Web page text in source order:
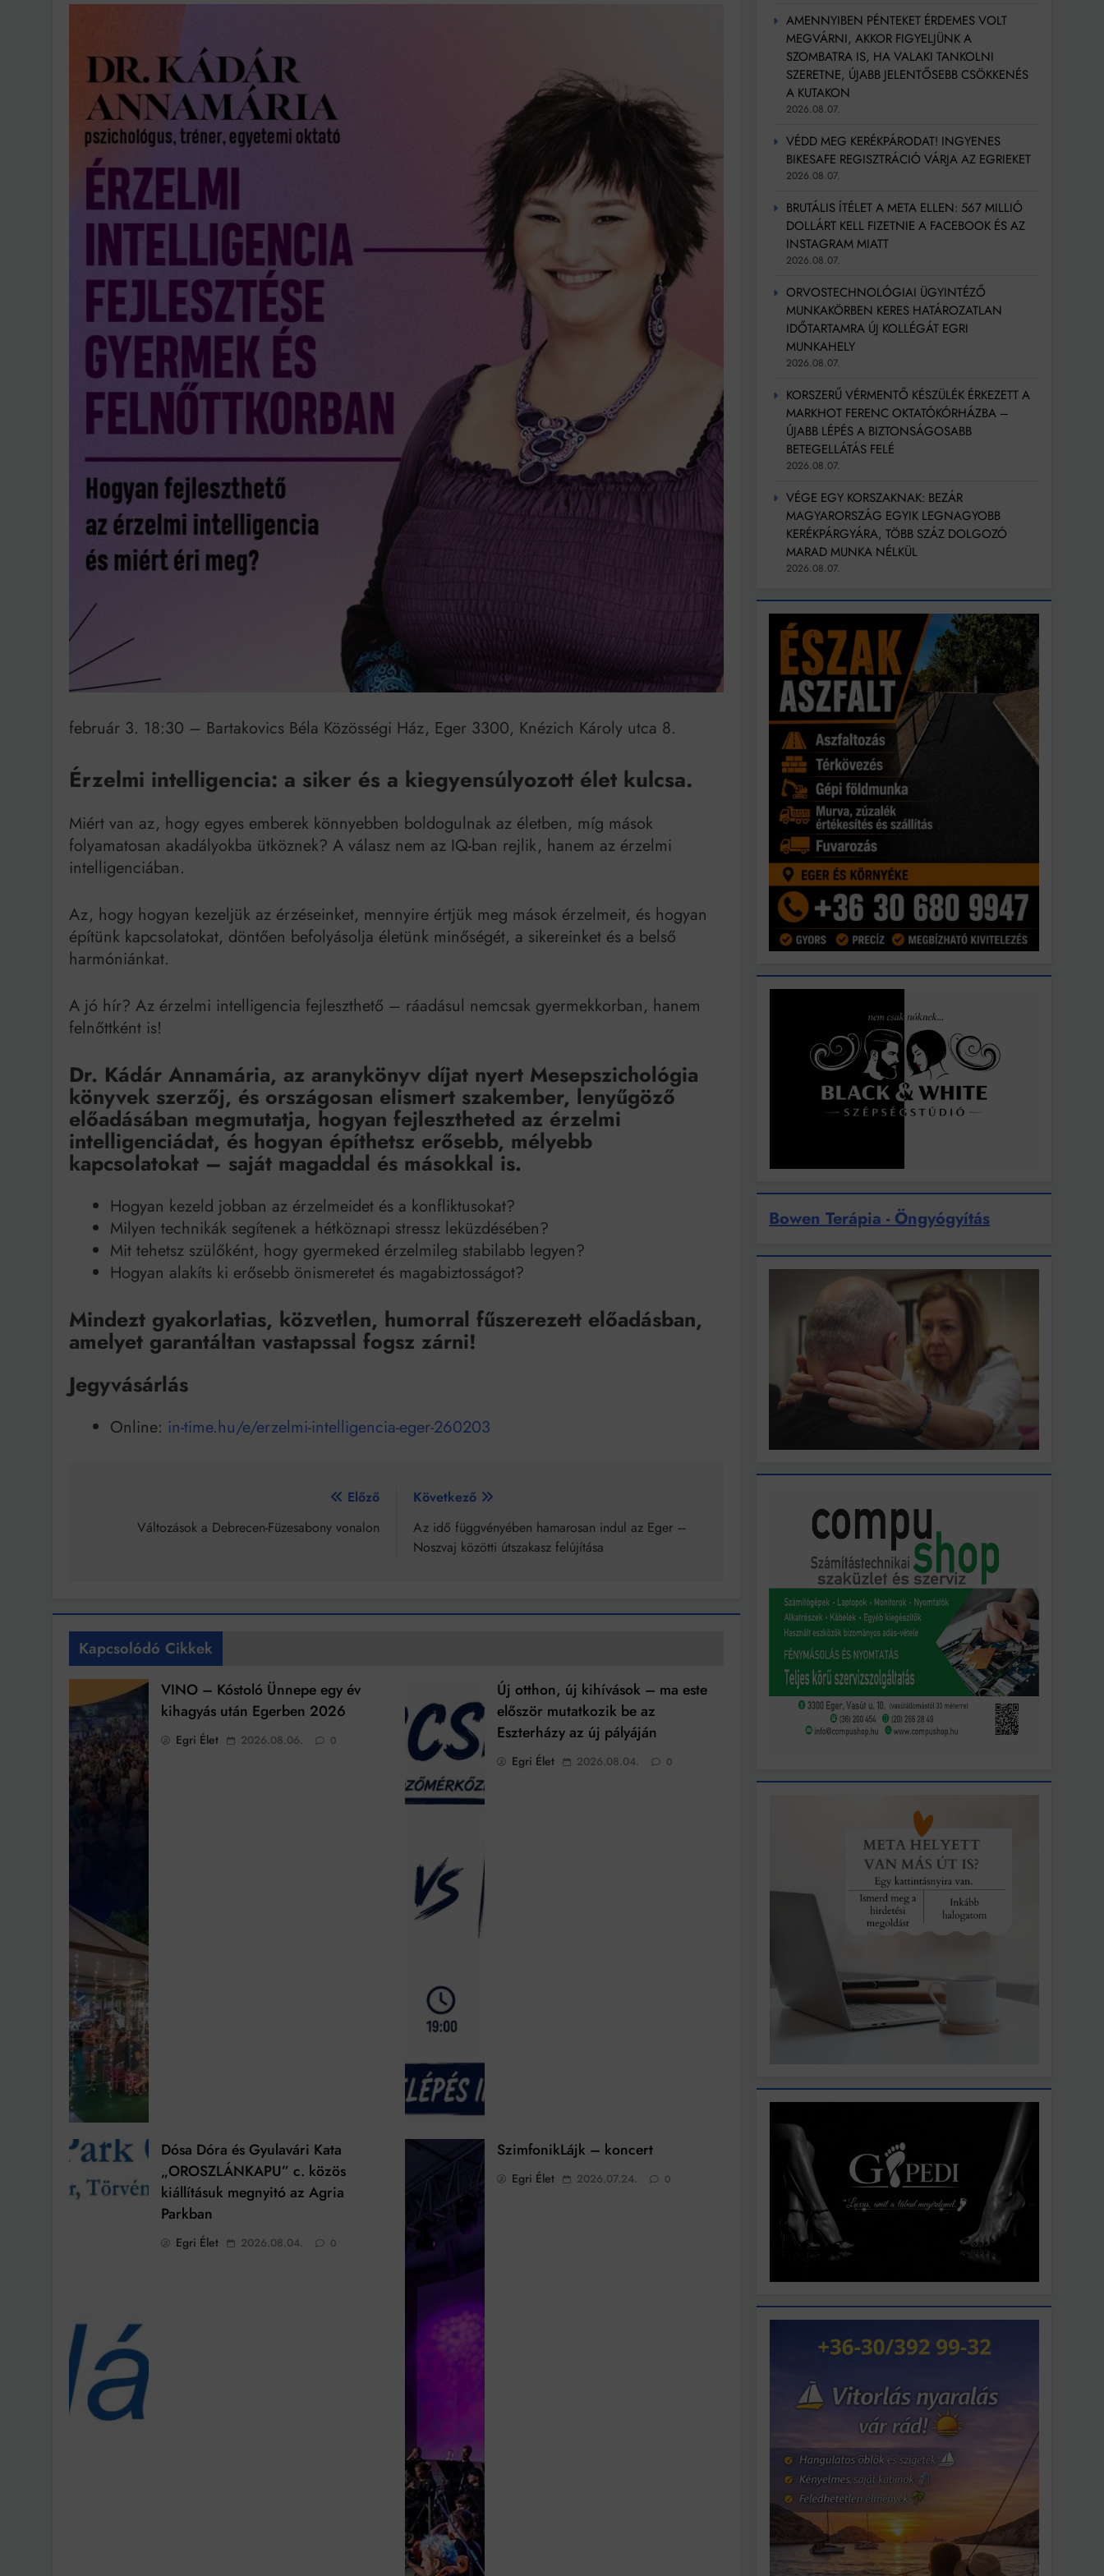
Ahol köszönnek, ott még van város
Amikor a Tetris boldogabbá tesz, mint a szerelem
Létezik tökéletes élet: Truman is elhitte
Karinthy Frigyes: a zseni, aki belenézett a saját koponyájába
Ki akarsz törni. De miből?
Az öregség nem csak ránc?
Az ördög még mindig Pradát visel. De te miért öltözöl hozzá?
Móricz Zsigmond: falusi író vagy boncmester?
Mindenki a világot akarja uralni – de nem csak a 80-as években
Bitumenes lapostetők: a bevált technológia akkor működik, ha jól van felújítva
február 3. 18:30 – Bartakovics Béla Közösségi Ház, Eger 3300, Knézich Károly utca 8.
Érzelmi intelligencia: a siker és a kiegyensúlyozott élet kulcsa.
Miért van az, hogy egyes emberek könnyebben boldogulnak az életben, míg mások
folyamatosan akadályokba ütköznek? A válasz nem az IQ-ban rejlik, hanem az érzelmi
intelligenciában.
Az, hogy hogyan kezeljük az érzéseinket, mennyire értjük meg mások érzelmeit, és hogyan
építünk kapcsolatokat, döntően befolyásolja életünk minőségét, a sikereinket és a belső
harmóniánkat.
A jó hír? Az érzelmi intelligencia fejleszthető – ráadásul nemcsak gyermekkorban, hanem
felnőttként is!
Dr. Kádár Annamária, az aranykönyv díjat nyert Mesepszichológia
könyvek szerzőj, és országosan elismert szakember, lenyűgöző
előadásában megmutatja, hogyan fejlesztheted az érzelmi
intelligenciádat, és hogyan építhetsz erősebb, mélyebb
kapcsolatokat – saját magaddal és másokkal is.
Hogyan kezeld jobban az érzelmeidet és a konfliktusokat?
Milyen technikák segítenek a hétköznapi stressz leküzdésében?
Mit tehetsz szülőként, hogy gyermeked érzelmileg stabilabb legyen?
Hogyan alakíts ki erősebb önismeretet és magabiztosságot?
Mindezt gyakorlatias, közvetlen, humorral fűszerezett előadásban,
amelyet garantáltan vastapssal fogsz zárni!
Jegyvásárlás
Online: in-time.hu/e/erzelmi-intelligencia-eger-260203
navigáció
Előző
Változások a Debrecen-Füzesabony vonalon
Következő
Az idő függvényében hamarosan indul az Eger –
Noszvaj közötti útszakasz felújítása
Kapcsolódó Cikkek
VINO – Kóstoló Ünnepe egy év
kihagyás után Egerben 2026
Egri Élet 2026.08.06. 0
Új otthon, új kihívások – ma este
először mutatkozik be az
Eszterházy az új pályáján
Egri Élet 2026.08.04. 0
Dósa Dóra és Gyulavári Kata
„OROSZLÁNKAPU” c. közös
kiállításuk megnyitó az Agria
Parkban
Egri Élet 2026.08.04. 0
SzimfonikLájk – koncert
Egri Élet 2026.07.24. 0
AMENNYIBEN PÉNTEKET ÉRDEMES VOLT
MEGVÁRNI, AKKOR FIGYELJÜNK A
SZOMBATRA IS, HA VALAKI TANKOLNI
SZERETNE, ÚJABB JELENTŐSEBB CSÖKKENÉS
A KUTAKON
2026.08.07.
VÉDD MEG KERÉKPÁRODAT! INGYENES
BIKESAFE REGISZTRÁCIÓ VÁRJA AZ EGRIEKET
2026.08.07.
BRUTÁLIS ÍTÉLET A META ELLEN: 567 MILLIÓ
DOLLÁRT KELL FIZETNIE A FACEBOOK ÉS AZ
INSTAGRAM MIATT
2026.08.07.
ORVOSTECHNOLÓGIAI ÜGYINTÉZŐ
MUNKAKÖRBEN KERES HATÁROZATLAN
IDŐTARTAMRA ÚJ KOLLÉGÁT EGRI
MUNKAHELY
2026.08.07.
KORSZERŰ VÉRMENTŐ KÉSZÜLÉK ÉRKEZETT A
MARKHOT FERENC OKTATÓKÓRHÁZBA –
ÚJABB LÉPÉS A BIZTONSÁGOSABB
BETEGELLÁTÁS FELÉ
2026.08.07.
VÉGE EGY KORSZAKNAK: BEZÁR
MAGYARORSZÁG EGYIK LEGNAGYOBB
KERÉKPÁRGYÁRA, TÖBB SZÁZ DOLGOZÓ
MARAD MUNKA NÉLKÜL
2026.08.07.
Bowen Terápia - Öngyógyítás